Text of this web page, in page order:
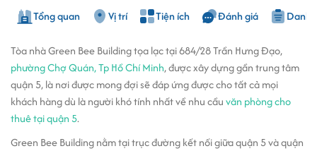
Tổng quan Vị trí Tiện ích Đánh giá Danh
Tòa nhà Green Bee Building tọa lạc tại 684/28 Trần Hưng Đạo,
phường Chợ Quán, Tp Hồ Chí Minh, được xây dựng gần trung tâm
quận 5, là nơi được mong đợi sẽ đáp ứng được cho tất cả mọi
khách hàng dù là người khó tính nhất về nhu cầuvăn phòng cho
thuê tại quận 5.
Green Bee Building nằm tại trục đường kết nối giữa quận 5 và quận